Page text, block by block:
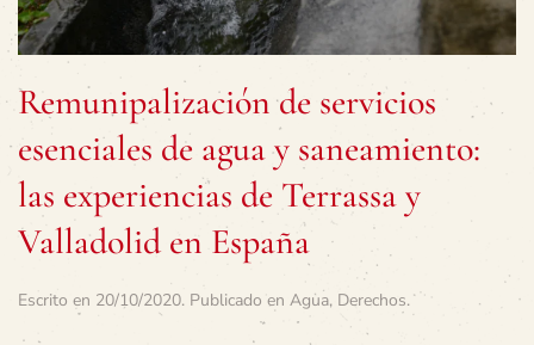
Remunipalización de servicios
esenciales de agua y saneamiento:
las experiencias de Terrassa y
Valladolid en España
Escrito en 20/10/2020. Publicado en Agua, Derechos.